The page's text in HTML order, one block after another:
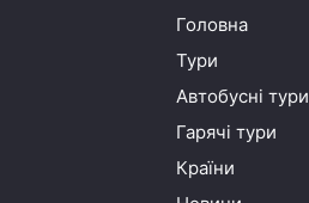
Головна
Тури
Автобусні тури
Гарячі тури
Країни